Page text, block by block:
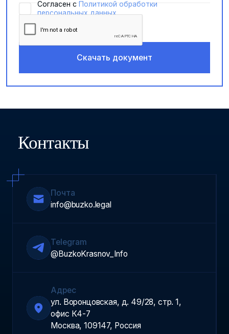
Cогласен с Политикой обработки
персональных данных
Контакты
Почта
info@buzko.legal
Telegram
@BuzkoKrasnov_Info
Адрес
ул. Воронцовская, д. 49/28, стр. 1,
офис К4-7
Москва, 109147, Россия